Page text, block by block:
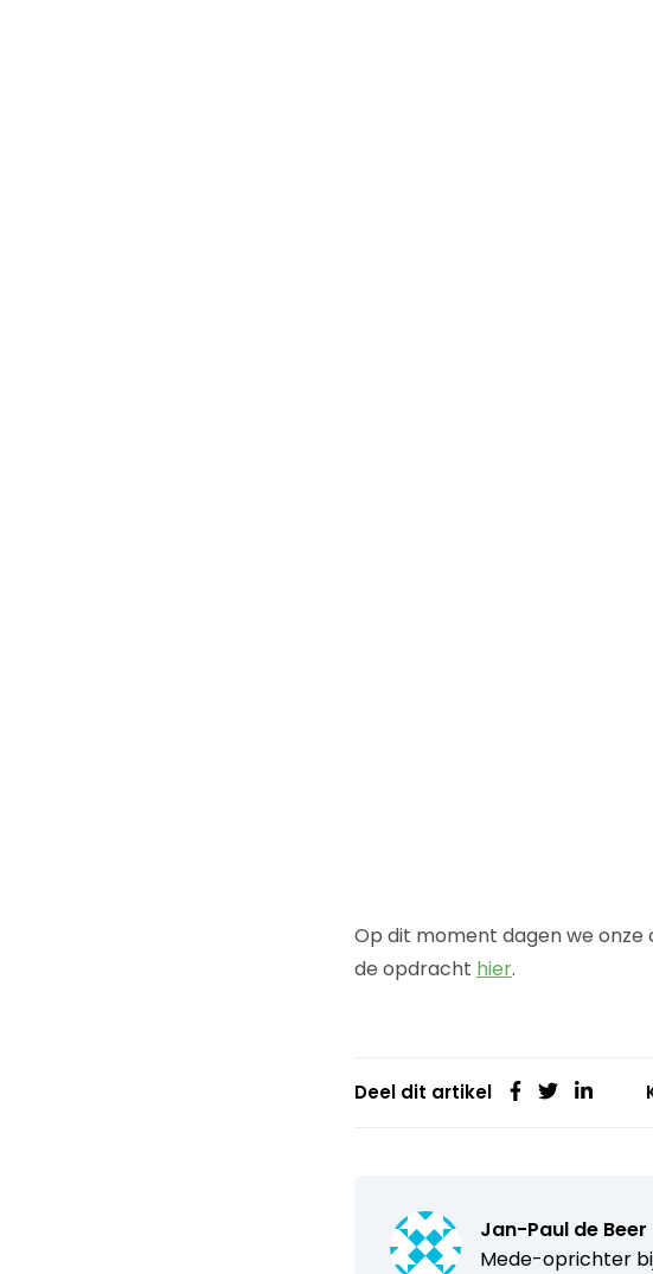
Op dit moment dagen we onze
de opdracht hier.
Deel dit artikel
Jan-Paul de Beer
Mede-oprichter